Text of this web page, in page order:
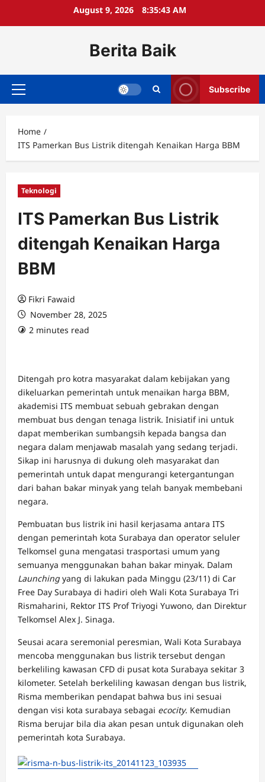
August 9, 2026 8:35:43 AM
Berita Baik
Primary
Subscribe
Home
ITS Pamerkan Bus Listrik ditengah Kenaikan Harga BBM
Teknologi
ITS Pamerkan Bus Listrik
ditengah Kenaikan Harga
BBM
Fikri Fawaid
November 28, 2025
2 minutes read
Ditengah pro kotra masyarakat dalam kebijakan yang
dikeluarkan pemerintah untuk menaikan harga BBM,
akademisi ITS membuat sebuah gebrakan dengan
membuat bus dengan tenaga listrik. Inisiatif ini untuk
dapat memberikan sumbangsih kepada bangsa dan
negara dalam menjawab masalah yang sedang terjadi.
Sikap ini harusnya di dukung oleh masyarakat dan
pemerintah untuk dapat mengurangi ketergantungan
dari bahan bakar minyak yang telah banyak membebani
negara.
Pembuatan bus listrik ini hasil kerjasama antara ITS
dengan pemerintah kota Surabaya dan operator seluler
Telkomsel guna mengatasi trasportasi umum yang
semuanya menggunakan bahan bakar minyak. Dalam
Launchingyang di lakukan pada Minggu (23/11) di Car
Free Day Surabaya di hadiri oleh Wali Kota Surabaya Tri
Rismaharini, Rektor ITS Prof Triyogi Yuwono, dan Direktur
Telkomsel Alex J. Sinaga.
Seusai acara seremonial peresmian, Wali Kota Surabaya
mencoba menggunakan bus listrik tersebut dengan
berkeliling kawasan CFD di pusat kota Surabaya sekitar 3
kilometer. Setelah berkeliling kawasan dengan bus listrik,
Risma memberikan pendapat bahwa bus ini sesuai
dengan visi kota surabaya sebagai ecocity. Kemudian
Risma berujar bila dia akan pesan untuk digunakan oleh
pemerintah kota Surabaya.